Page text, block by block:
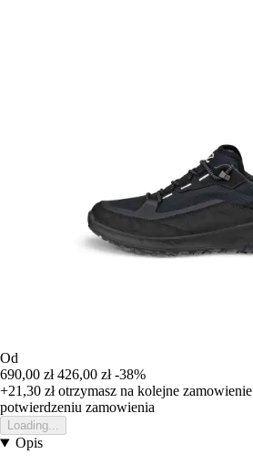
Od
690,00 zł 426,00 zł -38%
+21,30 złotrzymasz na kolejne zamowienie
potwierdzeniu zamowienia
Loading...
Opis